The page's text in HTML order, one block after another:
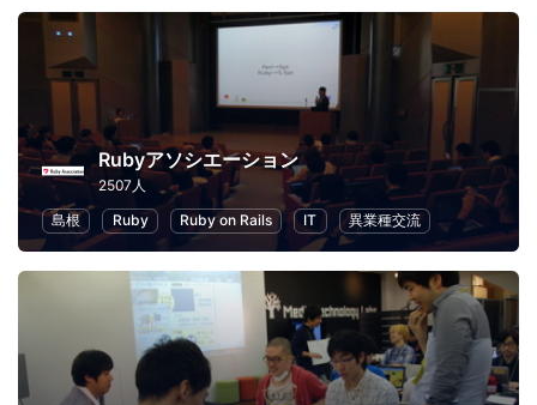
Rubyアソシエーション
2507人
島根
Ruby Ruby on Rails IT 異業種交流